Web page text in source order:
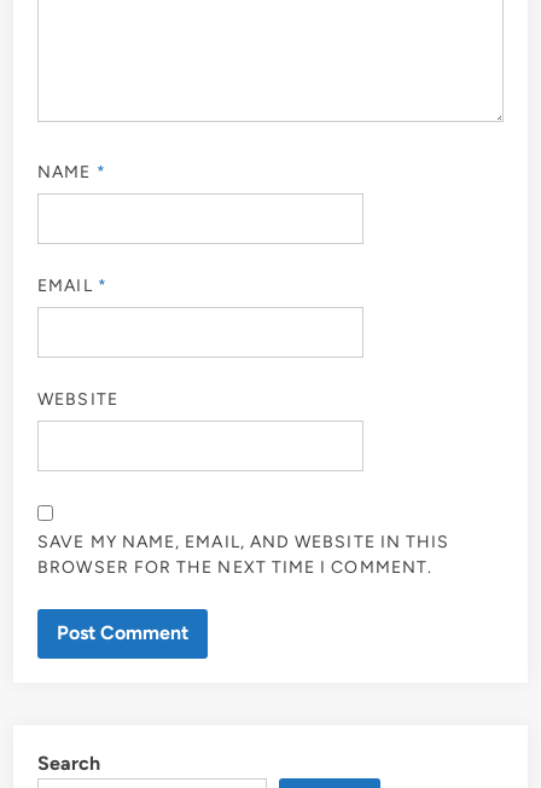
NAME *
EMAIL *
WEBSITE
SAVE MY NAME, EMAIL, AND WEBSITE IN THIS
BROWSER FOR THE NEXT TIME I COMMENT.
Search